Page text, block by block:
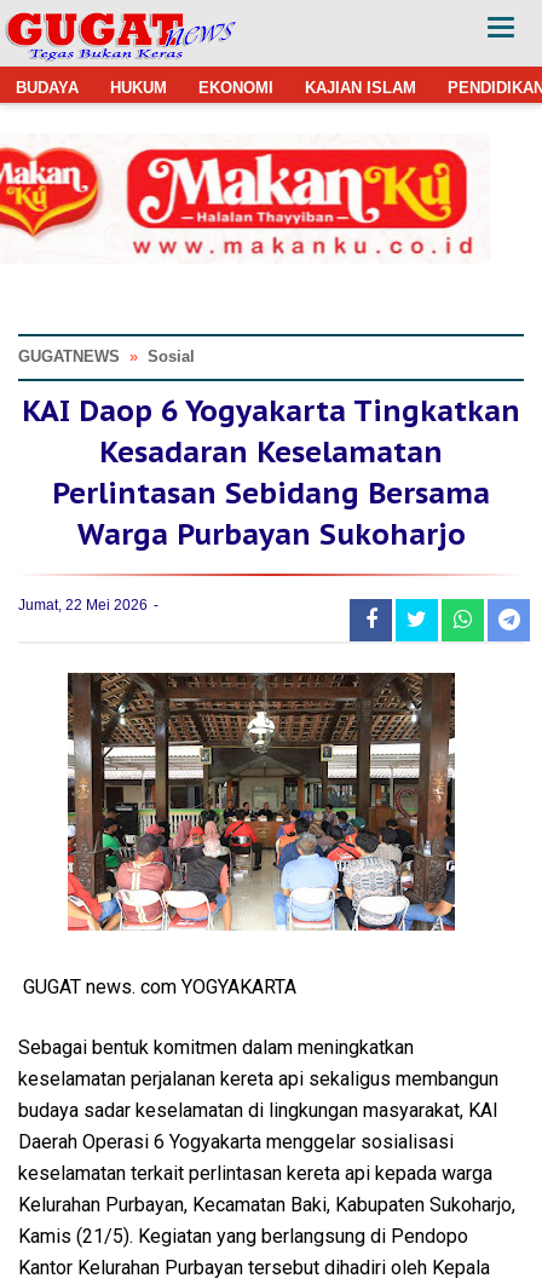
BUDAYA HUKUM EKONOMI KAJIAN ISLAM
GUGATNEWS » Sosial
KAI Daop 6 Yogyakarta Tingkatkan
Kesadaran Keselamatan
Perlintasan Sebidang Bersama
Warga Purbayan Sukoharjo
Jumat, 22 Mei 2026
GUGAT news. com YOGYAKARTA
Sebagai bentuk komitmen dalam meningkatkan
keselamatan perjalanan kereta api sekaligus membangun
budaya sadar keselamatan di lingkungan masyarakat, KAI
Daerah Operasi 6 Yogyakarta menggelar sosialisasi
keselamatan terkait perlintasan kereta api kepada warga
Kelurahan Purbayan, Kecamatan Baki, Kabupaten Sukoharjo,
Kamis (21/5). Kegiatan yang berlangsung di Pendopo
Kantor Kelurahan Purbayan tersebut dihadiri oleh Kepala